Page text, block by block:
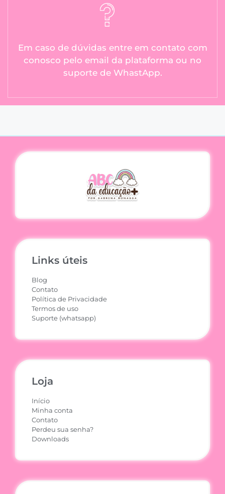
Em caso de dúvidas entre em contato com
conosco pelo email da plataforma ou no
suporte de WhastApp.
Links úteis
Blog
Contato
Política de Privacidade
Termos de uso
Suporte (whatsapp)
Loja
Início
Minha conta
Contato
Perdeu sua senha?
Downloads